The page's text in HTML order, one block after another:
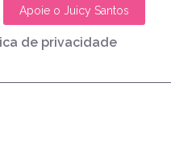
Apoie o Juicy Santos
de privacidade